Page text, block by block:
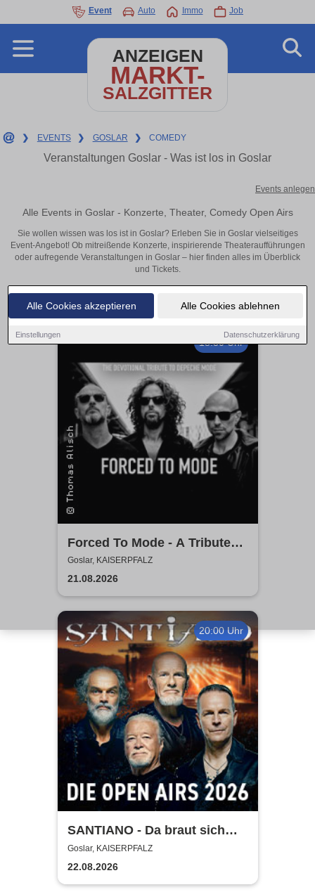
Alle Cookies akzeptieren Alle Cookies ablehnen
Einstellungen Datenschutzerklärung
Event Auto Immo Job
ANZEIGEN
MARKT-
SALZGITTER
❯ EVENTS ❯ GOSLAR ❯ COMEDY
Veranstaltungen Goslar - Was ist los in Goslar
Events anlegen
Alle Events in Goslar - Konzerte, Theater, Comedy Open Airs
Sie wollen wissen was los ist in Goslar? Erleben Sie in Goslar vielseitiges
Event-Angebot! Ob mitreißende Konzerte, inspirierende Theateraufführungen
oder aufregende Veranstaltungen in Goslar – hier finden alles im Überblick
und Tickets.
18:30 Uhr
Forced To Mode - A Tribute
To Depeche Mode
Goslar, KAISERPFALZ
21.08.2026
20:00 Uhr
SANTIANO - Da braut sich
was zusammen - Open Air
2026
Goslar, KAISERPFALZ
22.08.2026